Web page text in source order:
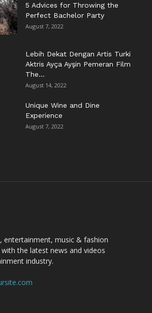
5 Advices for Throwing the
Perfect Bachelor Party
August 7, 2022
Lebih Dekat Dengan Artis Turki
Aktris Ayça Ayşin Pemeran Film
The...
August 14, 2022
Unique Wine and Dine
Experience
August 7, 2022
entertainment, music & fashion
the latest news and videos
industry.